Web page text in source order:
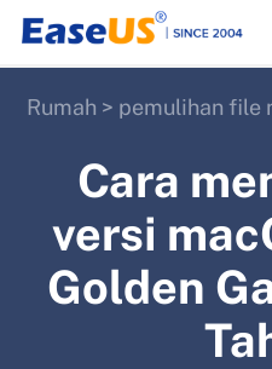
Rumah > pemulihan file
Cara
versi
Golden